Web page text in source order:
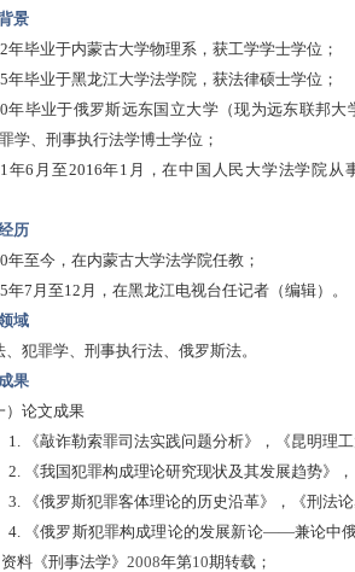
景
年毕业于内蒙古大学物理系，获工学学士学位；
年毕业于黑龙江大学法学院，获法律硕士学位；
年毕业于俄罗斯远东国立大学（现为远东联邦大
学、刑事执行法学博士学位；
年6月至2016年1月，在中国人民大学法学院从
历
年至今，在内蒙古大学法学院任教；
年7月至12月，在黑龙江电视台任记者（编辑）。
域
、犯罪学、刑事执行法、俄罗斯法。
果
）论文成果
1.
《敲诈勒索罪司法实践问题分析》，《昆明理
2.
《我国犯罪构成理论研究现状及其发展趋势》
3.
《俄罗斯犯罪客体理论的历史沿革》，《刑法论
4.
《俄罗斯犯罪构成理论的发展新论——兼论中俄
料《刑事法学》 2008年第10期转载；